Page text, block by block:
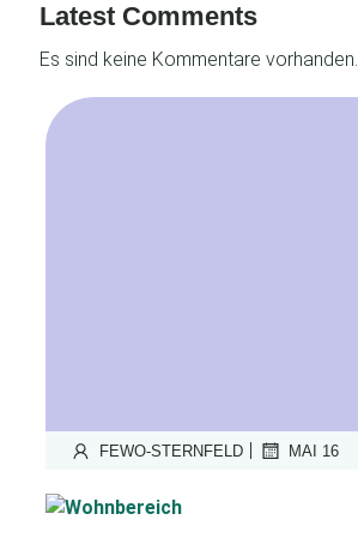
Latest Comments
Es sind keine Kommentare vorhanden.
FEWO-STERNFELD | MAI 16